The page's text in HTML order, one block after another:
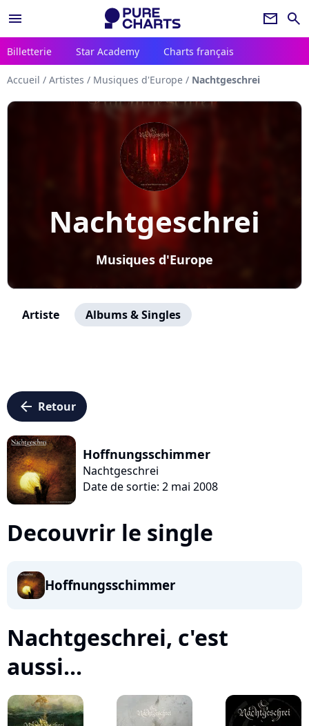
menu newsletter search
Billetterie Star Academy Charts français
Accueil / Artistes / Musiques d'Europe / Nachtgeschrei
Nachtgeschrei
Musiques d'Europe
Artiste Albums & Singles
arrow_left Retour
Hoffnungsschimmer
Nachtgeschrei
Date de sortie: 2 mai 2008
Decouvrir le single
Hoffnungsschimmer
Nachtgeschrei, c'est
aussi...